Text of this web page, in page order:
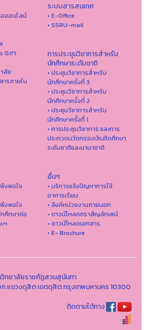
ออนไลน์
Gift
ลัย
ารภายใน
ระบบสารสนเทศ
• E-Office
• SSRU-mail
การประชุมวิชาการสำหรับ
นักศึกษาระดับชาติ
• ประชุมวิชาการสำหรับ
นักศึกษาครั้งที่ 3
• ประชุมวิชาการสำหรับ
นักศึกษาครั้งที่ 2
• ประชุมวิชาการสำหรับ
นักศึกษาครั้งที่ 1
• การประชุมวิชาการ และการ
ประกวดนวัตกรรมบัณฑิตศึกษา
ระดับชาติและนานาชาติ
งพอใจ
งพอใจ
ศึกษาต่อ
ฯ
อื่นๆ
• บริการแจ้งปัญหาการใ่ช้
อาคารเรียน
• ลิงค์หน่วยงานภายนอก
• ดาวน์โหลดตราสัญลักษณ์
• ดาวน์โหลดเอกสาร
• E- Brochure
ทยาลัยราชภัฏสวนสุนันทา
ก แขวงดุสิต เขตดุสิต กรุงเทพมหานคร 10300
ติดตามได้ทาง